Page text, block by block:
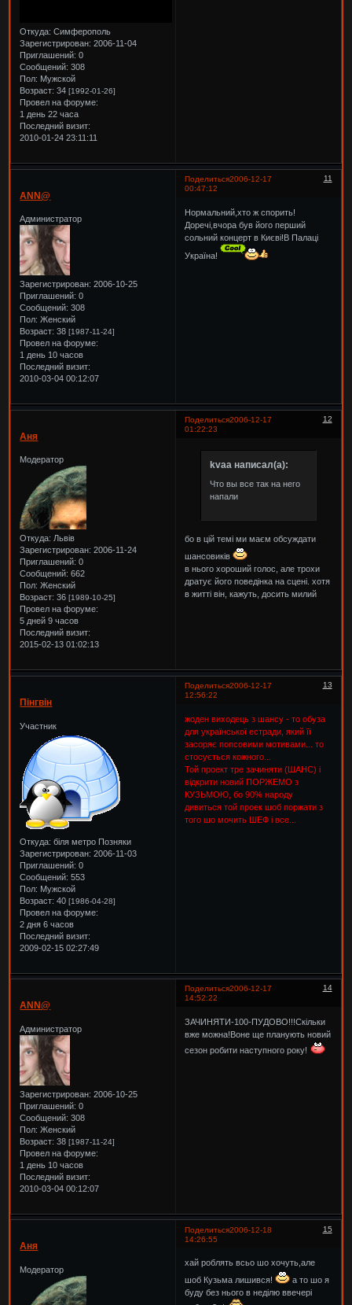
Откуда: Симферополь
Зарегистрирован: 2006-11-04
Приглашений: 0
Сообщений: 308
Пол: Мужской
Возраст: 34[1992-01-26]
Провел на форуме:
1 день 22 часа
Последний визит:
2010-01-24 23:11:11
Поделиться 11
2006-12-17
00:47:12
ANN@
Администратор
Зарегистрирован: 2006-10-25
Приглашений: 0
Сообщений: 308
Пол: Женский
Возраст: 38[1987-11-24]
Провел на форуме:
1 день 10 часов
Последний визит:
2010-03-04 00:12:07
Нормальний,хто ж спорить!
Доречі,вчора був його перший
сольний концерт в Києві!В Палаці
Україна!
Поделиться 12
2006-12-17
01:22:23
Аня
Модератор
Откуда: Львів
Зарегистрирован: 2006-11-24
Приглашений: 0
Сообщений: 662
Пол: Женский
Возраст: 36[1989-10-25]
Провел на форуме:
5 дней 9 часов
Последний визит:
2015-02-13 01:02:13
kvaa написал(а):
Что вы все так на него
напали
бо в цій темі ми маєм обсуждати
шансовиків
в нього хороший голос, але трохи
дратує його поведінка на сцені. хотя
в житті він, кажуть, досить милий
Поделиться 13
2006-12-17
12:56:22
Пінгвін
Участник
Откуда: біля метро Позняки
Зарегистрирован: 2006-11-03
Приглашений: 0
Сообщений: 553
Пол: Мужской
Возраст: 40[1986-04-28]
Провел на форуме:
2 дня 6 часов
Последний визит:
2009-02-15 02:27:49
жоден виходець з шансу - то обуза
для української естради, який її
засоряє попсовими мотивами... то
стосується кожного...
Той проект тре зачиняти (ШАНС) і
відкрити новий ПОРЖЕМО з
КУЗЬМОЮ, бо 90% народу
дивиться той проек шоб поржати з
того шо мочить ШЕФ і все...
Поделиться 14
2006-12-17
14:52:22
ANN@
Администратор
Зарегистрирован: 2006-10-25
Приглашений: 0
Сообщений: 308
Пол: Женский
Возраст: 38[1987-11-24]
Провел на форуме:
1 день 10 часов
Последний визит:
2010-03-04 00:12:07
ЗАЧИНЯТИ-100-ПУДОВО!!!Скільки
вже можна!Воне ще планують новий
сезон робити наступного року!
Поделиться 15
2006-12-18
14:26:55
Аня
Модератор
хай роблять всьо шо хочуть,але
шоб Кузьма лишився!
а то шо я
буду без нього в неділю ввечері